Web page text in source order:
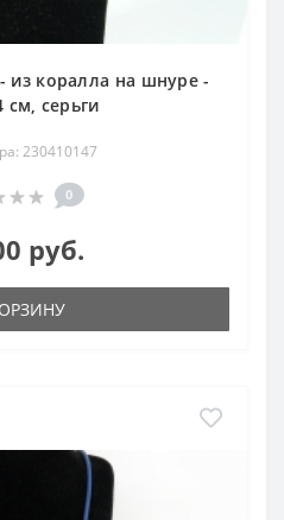
из коралла на шнуре -
см, серьги
230410147
0
руб.